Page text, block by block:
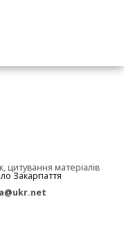
цитування матеріалів
Закарпаття